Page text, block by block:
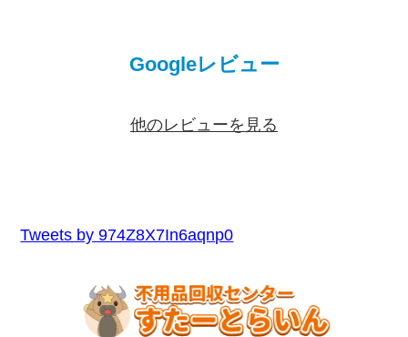
Googleレビュー
他のレビューを見る
Tweets by 974Z8X7In6aqnp0